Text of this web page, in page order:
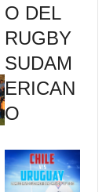
O DEL
RUGBY
SUDAM
ERICAN
O